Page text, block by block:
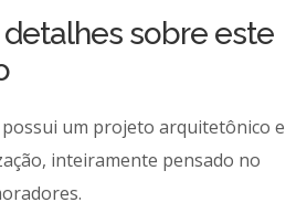
sobre este
possui um projeto arquitetônico e
inteiramente pensado no